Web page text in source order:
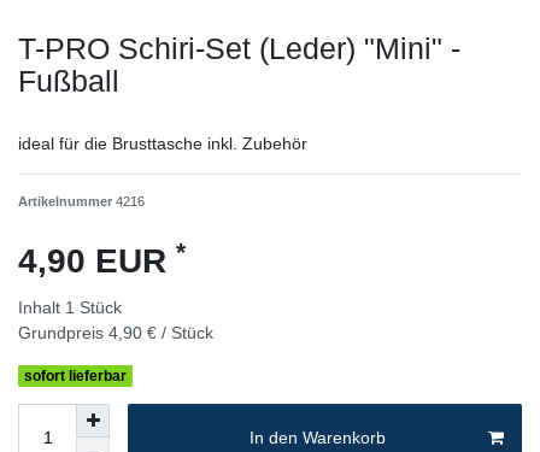
T-PRO Schiri-Set (Leder) "Mini" -
Fußball
ideal für die Brusttasche inkl. Zubehör
Artikelnummer 4216
4,90 EUR *
Inhalt 1 Stück
Grundpreis 4,90 € / Stück
sofort lieferbar
In den Warenkorb